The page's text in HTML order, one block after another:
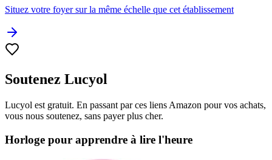
Situez votre foyer sur la même échelle que cet établissement
Soutenez Lucyol
Lucyol est gratuit. En passant par ces liens Amazon pour vos achats,
vous nous soutenez, sans payer plus cher.
Horloge pour apprendre à lire l'heure